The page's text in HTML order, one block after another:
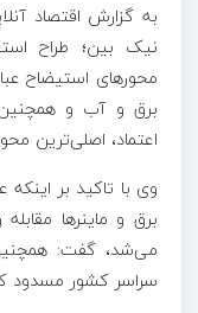
به گزارش اقتصاد
نیک بین؛ طراح
محور‌های استیضاح
برق و آب و همچنین
اعتماد، اصلی‌ترین
وی با تاکید بر اینکه
برق و ماینر‌ها
می‌شد، گفت:
سراسر کشور مسدود